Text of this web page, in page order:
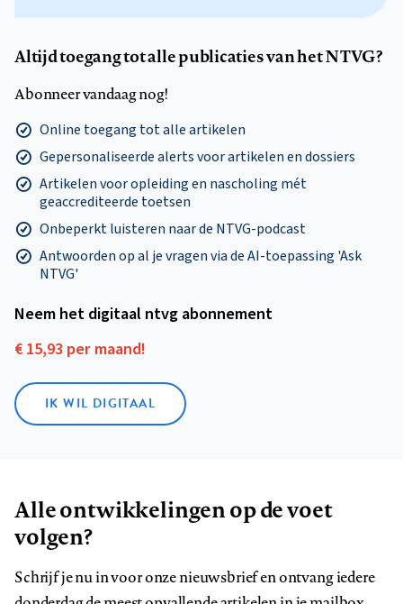
Altijd toegang tot alle publicaties van het NTVG?
Abonneer vandaag nog!
Online toegang tot alle artikelen
Gepersonaliseerde alerts voor artikelen en dossiers
Artikelen voor opleiding en nascholing mét
geaccrediteerde toetsen
Onbeperkt luisteren naar de NTVG-podcast
Antwoorden op al je vragen via de AI-toepassing 'Ask
NTVG'
Neem het digitaal ntvg abonnement
€ 15,93 per maand!
IK WIL DIGITAAL
Alle ontwikkelingen op de voet
volgen?
Schrijf je nu in voor onze nieuwsbrief en ontvang iedere